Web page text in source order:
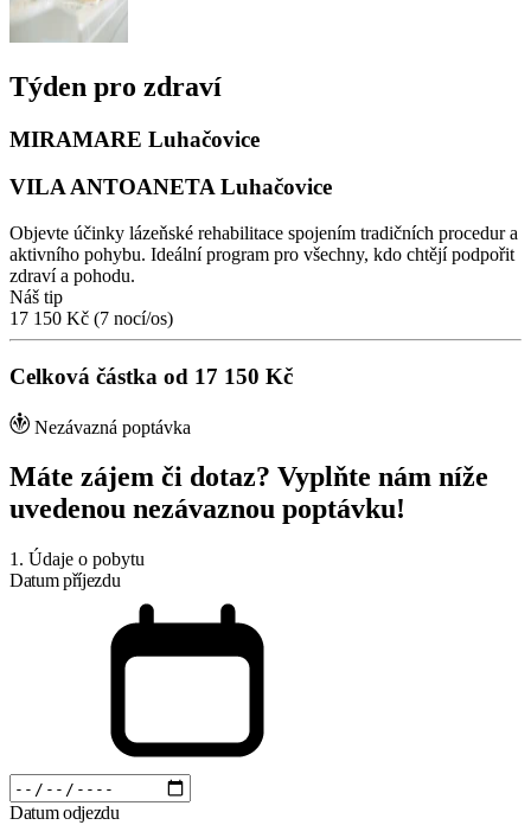
Týden pro zdraví
MIRAMARE Luhačovice
VILA ANTOANETA Luhačovice
Objevte účinky lázeňské rehabilitace spojením tradičních procedur a
aktivního pohybu. Ideální program pro všechny, kdo chtějí podpořit
zdraví a pohodu.
Náš tip
17 150 Kč (7 nocí/os)
Celková částka od 17 150 Kč
Nezávazná poptávka
Máte zájem či dotaz? Vyplňte nám níže
uvedenou nezávaznou poptávku!
1. Údaje o pobytu
Datum příjezdu
Datum odjezdu